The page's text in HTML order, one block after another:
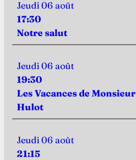
Jeudi 06 août
17:30
Notre salut
Jeudi 06 août
19:30
Les Vacances de Monsieur
Hulot
Jeudi 06 août
21:15